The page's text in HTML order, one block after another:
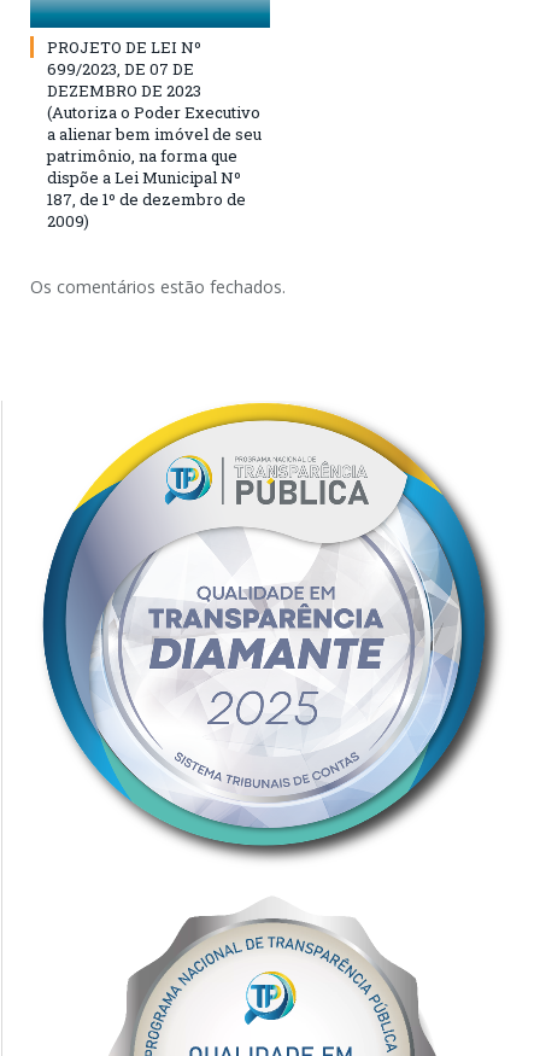
PROJETO DE LEI Nº
699/2023, DE 07 DE
DEZEMBRO DE 2023
(Autoriza o Poder Executivo
a alienar bem imóvel de seu
patrimônio, na forma que
dispõe a Lei Municipal Nº
187, de 1º de dezembro de
2009)
Os comentários estão fechados.